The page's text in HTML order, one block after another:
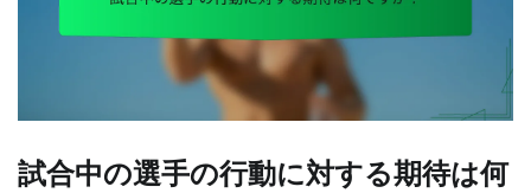
試合中の選手の行動に対する期待は何